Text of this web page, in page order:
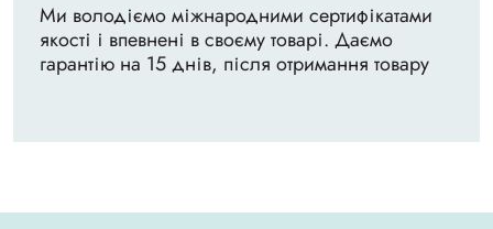
Ми володіємо міжнародними сертифікатами
якості і впевнені в своєму товарі. Даємо
гарантію на 15 днів, після отримання товару